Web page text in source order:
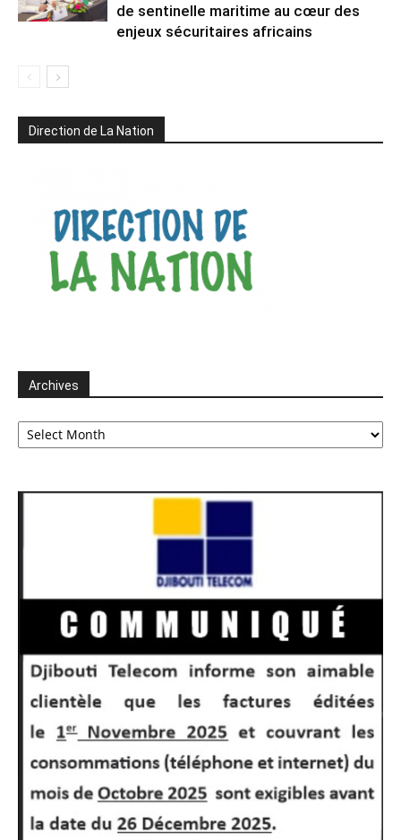
de sentinelle maritime au cœur des
enjeux sécuritaires africains
Direction de La Nation
Archives
Archives